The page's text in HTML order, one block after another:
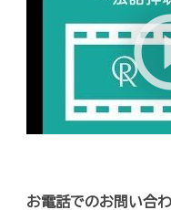
お電話でのお問い合